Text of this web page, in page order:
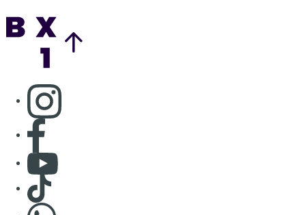
Consulter page Instagram
Consulter page Facebook
Consulter Youtube
Consulter TikTok